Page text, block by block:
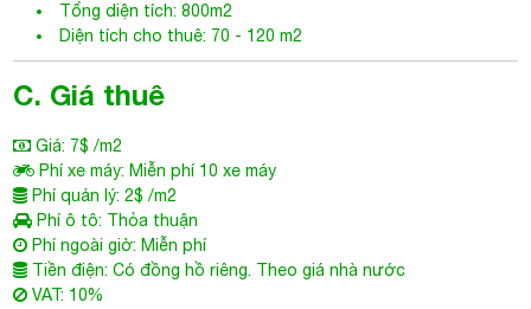
Tổng diện tích: 800m2
Diện tích cho thuê: 70 - 120 m2
C. Giá thuê
Giá: 7$ /m2
Phí xe máy: Miễn phí 10 xe máy
Phí quản lý: 2$ /m2
Phí ô tô: Thỏa thuận
Phí ngoài giờ: Miễn phí
Tiền điện: Có đồng hồ riêng. Theo giá nhà nước
VAT: 10%